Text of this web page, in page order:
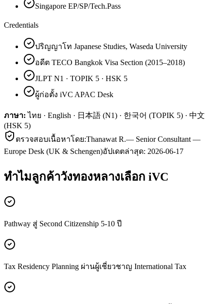
Singapore EP/SP/Tech.Pass
Credentials
ปริญญาโท Japanese Studies, Waseda University
อดีต TECO Bangkok Visa Section (2015–2018)
JLPT N1 · TOPIK 5 · HSK 5
ผู้ก่อตั้ง iVC APAC Desk
ภาษา: ไทย · English · 日本語 (N1) · 한국어 (TOPIK 5) · 中文
(HSK 5)
ตรวจสอบเนื้อหาโดย:Thanawat R.— Senior Consultant —
Europe Desk (UK & Schengen)อัปเดตล่าสุด: 2026-06-17
ทำไมลูกค้าวังทองหลางเลือก iVC
Pathway สู่ Second Citizenship 5-10 ปี
Tax Residency Planning ผ่านผู้เชี่ยวชาญ International Tax